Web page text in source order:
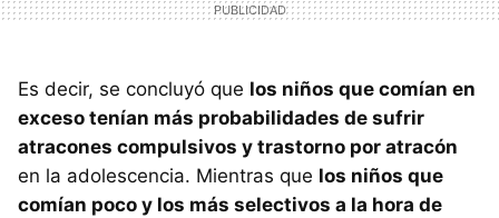
Es decir, se concluyó que los niños que comían en
exceso tenían más probabilidades de sufrir
atracones compulsivos y trastorno por atracón
en la adolescencia. Mientras que los niños que
comían poco y los más selectivos a la hora de